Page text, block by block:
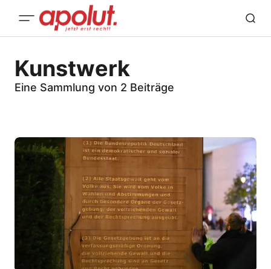
Kunstwerk
Eine Sammlung von 2 Beiträge